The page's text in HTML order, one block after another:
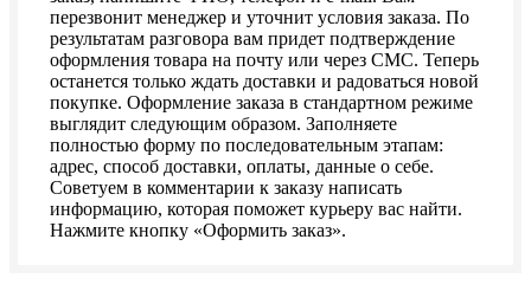
перезвонит менеджер и уточнит условия заказа. По
результатам разговора вам придет подтверждение
оформления товара на почту или через СМС. Теперь
останется только ждать доставки и радоваться новой
покупке. Оформление заказа в стандартном режиме
выглядит следующим образом. Заполняете
полностью форму по последовательным этапам:
адрес, способ доставки, оплаты, данные о себе.
Советуем в комментарии к заказу написать
информацию, которая поможет курьеру вас найти.
Нажмите кнопку «Оформить заказ».